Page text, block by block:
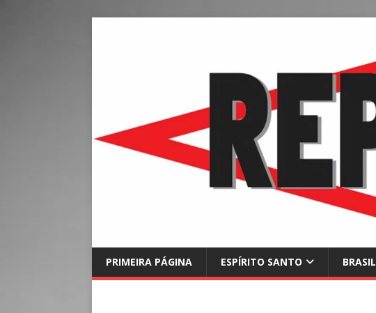
PRIMEIRA PÁGINA ESPÍRITO SANTO BRASIL